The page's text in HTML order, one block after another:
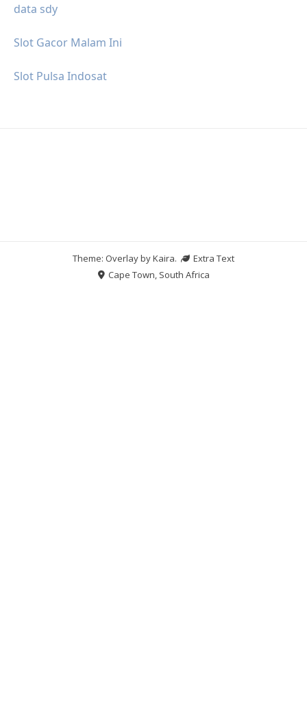
data sdy
Slot Gacor Malam Ini
Slot Pulsa Indosat
Theme: Overlay byKaira.
Extra Text
Cape Town, South Africa